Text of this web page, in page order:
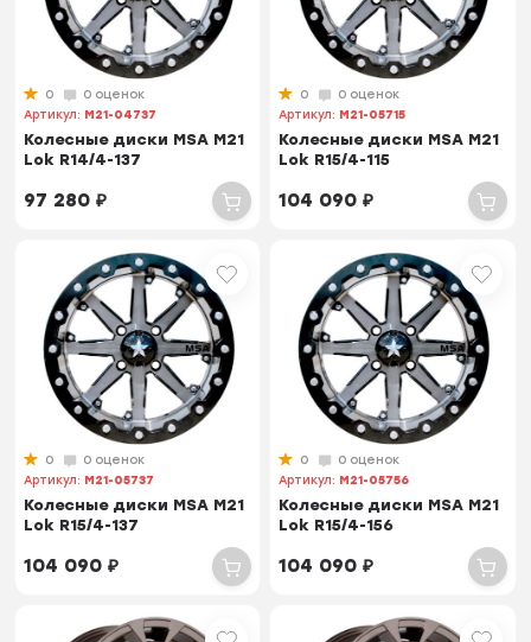
0
0 оценок
Артикул: M21-04737
Колесные диски MSA M21
Lok R14/4-137
97 280₽
0
0 оценок
Артикул: M21-05715
Колесные диски MSA M21
Lok R15/4-115
104 090₽
0
0 оценок
Артикул: M21-05737
Колесные диски MSA M21
Lok R15/4-137
104 090₽
0
0 оценок
Артикул: M21-05756
Колесные диски MSA M21
Lok R15/4-156
104 090₽